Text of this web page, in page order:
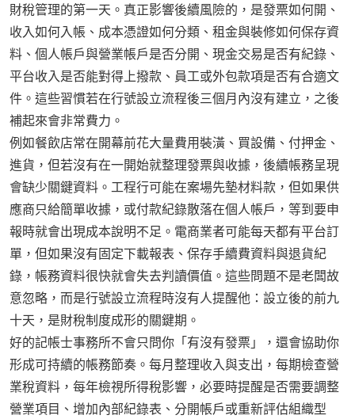
財稅管理的第一天。真正影響後續風險的，是發票如何開、
收入如何入帳、成本憑證如何分類、租金與裝修如何保存資
料、個人帳戶與營業帳戶是否分開、現金交易是否有紀錄、
平台收入是否能對得上撥款、員工或外包款項是否有合適文
件。這些習慣若在行號設立流程後三個月內沒有建立，之後
補起來會非常費力。
例如餐飲店常在開幕前花大量費用裝潢、買設備、付押金、
進貨，但若沒有在一開始就整理發票與收據，後續帳務呈現
會缺少關鍵資料。工程行可能在案場先墊材料款，但如果供
應商只給簡單收據，或付款紀錄散落在個人帳戶，等到要申
報時就會出現成本說明不足。電商業者可能每天都有平台訂
單，但如果沒有固定下載報表、保存手續費資料與退貨紀
錄，帳務資料很快就會失去判讀價值。這些問題不是老闆故
意忽略，而是行號設立流程時沒有人提醒他：設立後的前九
十天，是財稅制度成形的關鍵期。
好的記帳士事務所不會只問你「有沒有發票」，還會協助你
形成可持續的帳務節奏。每月整理收入與支出，每期檢查營
業稅資料，每年檢視所得稅影響，必要時提醒是否需要調整
營業項目、增加內部紀錄表、分開帳戶或重新評估組織型